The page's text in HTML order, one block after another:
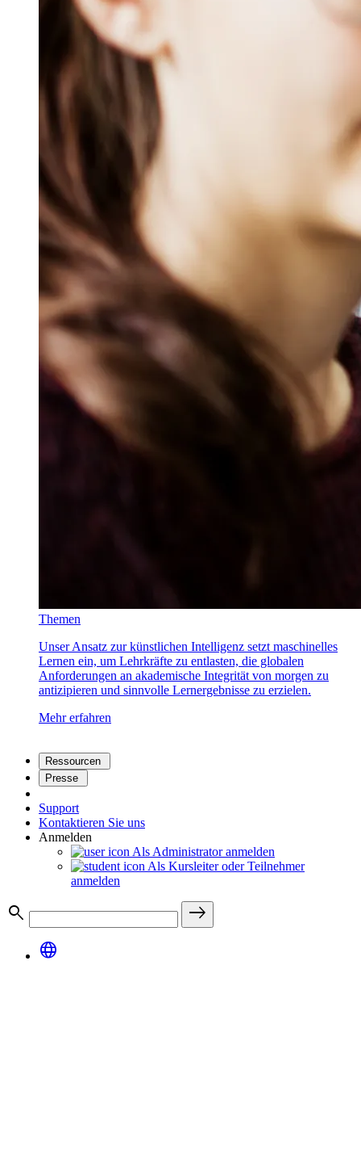
Themen
Unser Ansatz zur künstlichen Intelligenz setzt maschinelles
Lernen ein, um Lehrkräfte zu entlasten, die globalen
Anforderungen an akademische Integrität von morgen zu
antizipieren und sinnvolle Lernergebnisse zu erzielen.
Mehr erfahren
Ressourcen
Presse
Support
Kontaktieren Sie uns
Anmelden
Als Administrator anmelden
Als Kursleiter oder Teilnehmer
anmelden
search
east
language